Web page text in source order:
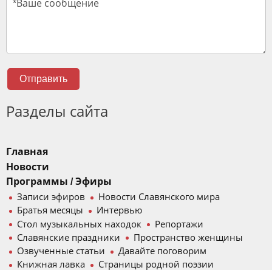
Отправить
Разделы сайта
Главная
Новости
Программы / Эфиры
Записи эфиров
Новости Славянского мира
Братья месяцы
Интервью
Стол музыкальных находок
Репортажи
Славянские праздники
Пространство женщины
Озвученные статьи
Давайте поговорим
Книжная лавка
Страницы родной поэзии